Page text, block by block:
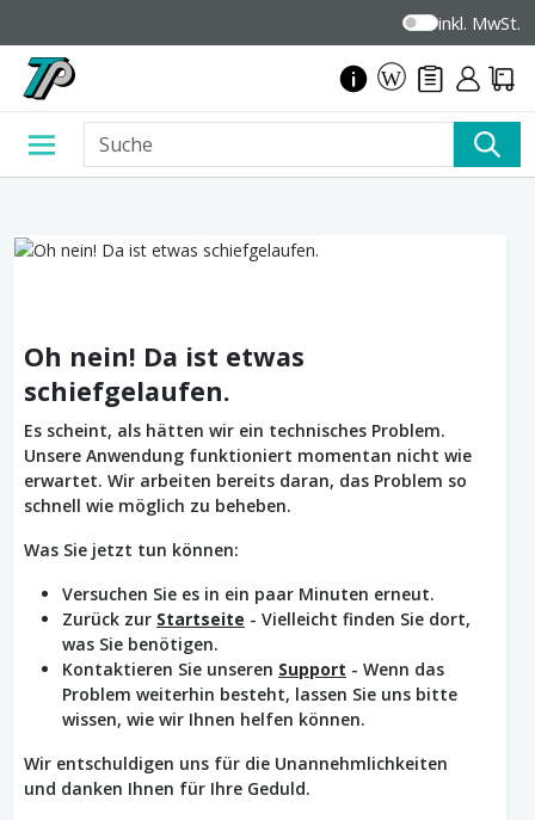
inkl. MwSt.
Oh nein! Da ist etwas
schiefgelaufen.
Es scheint, als hätten wir ein technisches Problem.
Unsere Anwendung funktioniert momentan nicht wie
erwartet. Wir arbeiten bereits daran, das Problem so
schnell wie möglich zu beheben.
Was Sie jetzt tun können:
Versuchen Sie es in ein paar Minuten erneut.
Zurück zur Startseite - Vielleicht finden Sie dort,
was Sie benötigen.
Kontaktieren Sie unseren Support - Wenn das
Problem weiterhin besteht, lassen Sie uns bitte
wissen, wie wir Ihnen helfen können.
Wir entschuldigen uns für die Unannehmlichkeiten
und danken Ihnen für Ihre Geduld.